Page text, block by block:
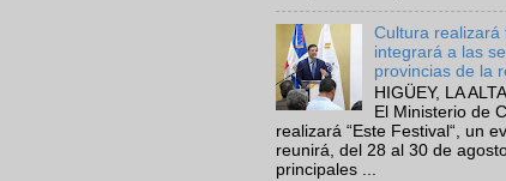
Cultura realizará
integrará a las
provincias de la
HIGÜEY, LA
El Ministerio de
realizará “Este Festival“, un
reunirá, del 28 al 30 de
principales ...